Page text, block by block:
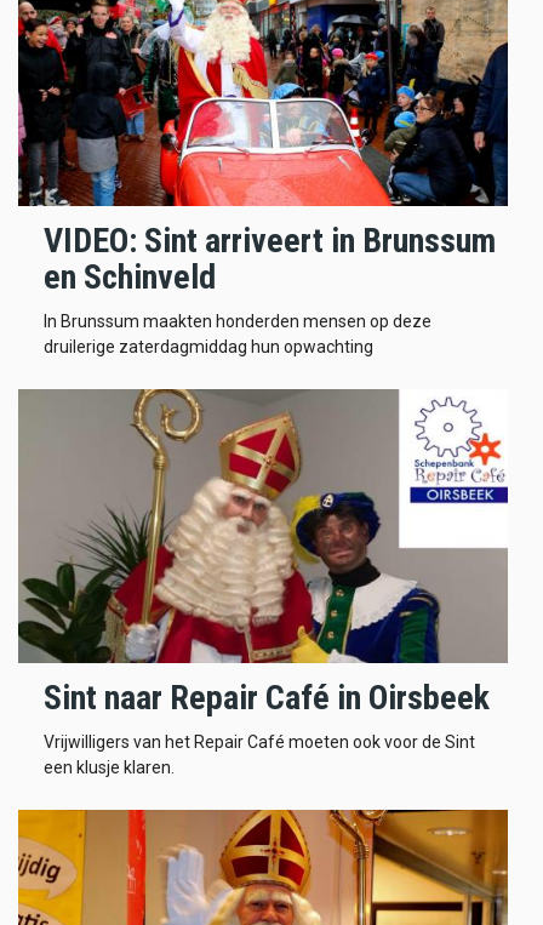
VIDEO: Sint arriveert in Brunssum
en Schinveld
In Brunssum maakten honderden mensen op deze
druilerige zaterdagmiddag hun opwachting
Sint naar Repair Café in Oirsbeek
Vrijwilligers van het Repair Café moeten ook voor de Sint
een klusje klaren.